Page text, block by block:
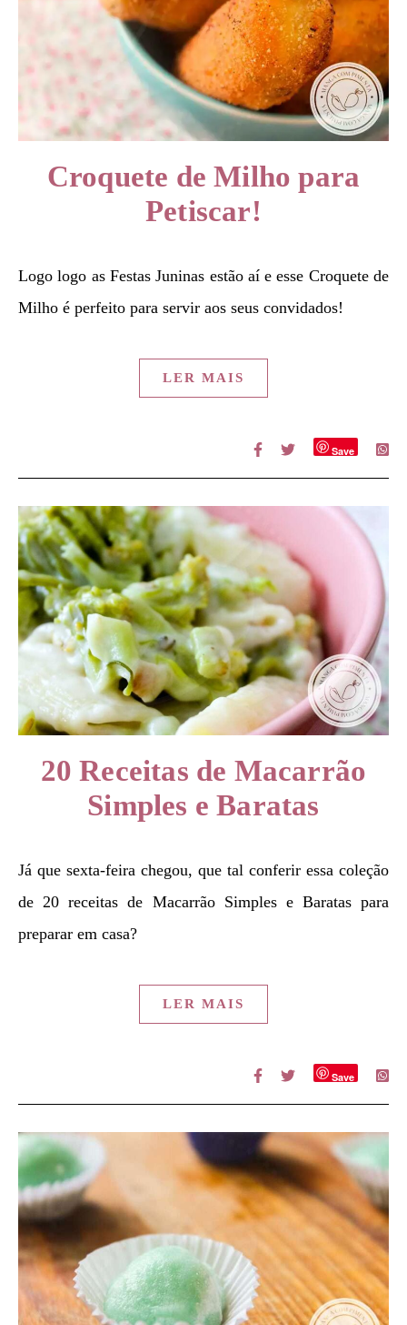
Croquete de Milho para
Petiscar!
Logo logo as Festas Juninas estão aí e esse Croquete de
Milho é perfeito para servir aos seus convidados!
LER MAIS
Save
20 Receitas de Macarrão
Simples e Baratas
Já que sexta-feira chegou, que tal conferir essa coleção
de 20 receitas de Macarrão Simples e Baratas para
preparar em casa?
LER MAIS
Save